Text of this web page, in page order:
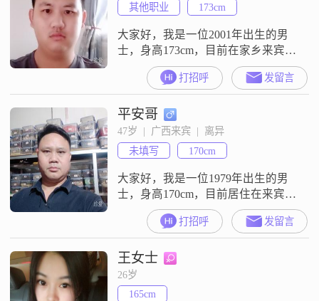
其他职业
173cm
大家好，我是一位2001年出生的男
士，身高173cm，目前在家乡来宾工
作##3002##我的月收入在8001到
12000元之间，虽然学历是高中及以
下，但我一直保持着自信果断和成
熟稳重的态度##3002##在生活中，
我特别注重勤俭节约，追求稳定和
安逸的生活方式##3002##我有一些
兴趣爱好，喜欢看电影和玩电子游
戏，这些
打招呼 发留言
平安哥
47岁  |  广西来宾  |  离异
未填写
170cm
大家好，我是一位1979年出生的男
士，身高170cm，目前居住在来宾
##3002##我的月收入在3001到5000
元之间，学历为高中及以下
##3002##我性格随和，容易相处，
成熟稳重，真诚可靠，注重健康养
生，活在当下，耐心包容##3002##
在生活中，我注重健康养生，喜欢
打招呼 发留言
王女士
26岁
165cm